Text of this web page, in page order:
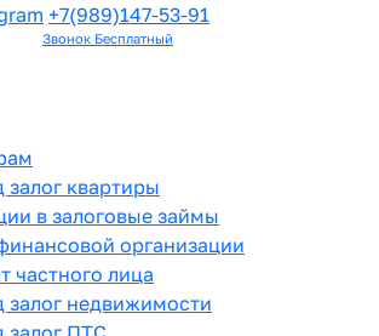
+7(989)147-53-91
Звонок Бесплатный
квартиры
в залоговые займы
организации
частного лица
залог недвижимости